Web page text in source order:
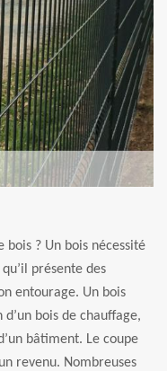
bois ? Un bois nécessité
présente des
entourage. Un bois
bois de chauffage,
bâtiment. Le coupe
revenu. Nombreuses